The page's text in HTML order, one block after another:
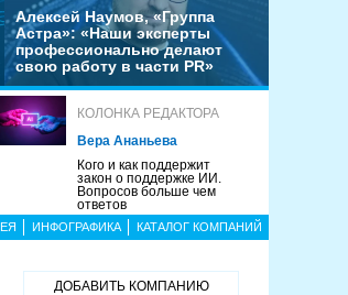
Алексей Наумов, «Группа
Астра»: «Наши эксперты
профессионально делают
свою работу в части PR»
КОЛОНКА РЕДАКТОРА
Вера Ананьева
Кого и как поддержит
закон о поддержке ИИ.
Вопросов больше чем
ответов
ИНФОГРАФИКА КАТАЛОГ КОМПАНИЙ
ДОБАВИТЬ КОМПАНИЮ